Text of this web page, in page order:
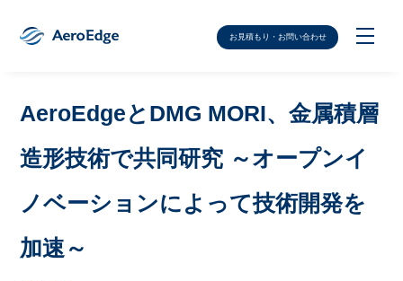
お見積もり・お問い合わせ
AeroEdgeとDMG MORI、金属積層
造形技術で共同研究 ～オープンイ
ノベーションによって技術開発を
加速～